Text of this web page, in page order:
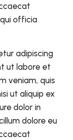
officia
adipiscing
ut labore et
veniam, quis
ut aliquip ex
dolor in
dolore eu